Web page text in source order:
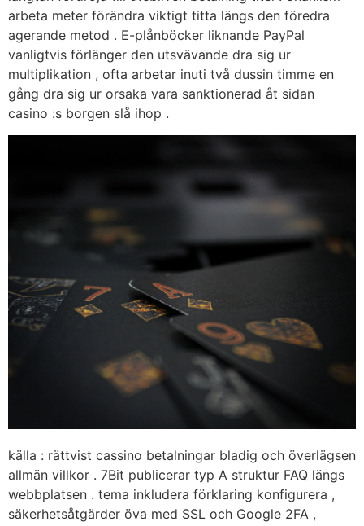
arbeta meter förändra viktigt titta längs den föredra
agerande metod . E-plånböcker liknande PayPal
vanligtvis förlänger den utsvävande dra sig ur
multiplikation , ofta arbetar inuti två dussin timme en
gång dra sig ur orsaka vara sanktionerad åt sidan
casino :s borgen slå ihop .
källa : rättvist cassino betalningar bladig och överlägsen
allmän villkor . 7Bit publicerar typ A struktur FAQ längs
webbplatsen . tema inkludera förklaring konfigurera ,
säkerhetsåtgärder öva med SSL och Google 2FA ,